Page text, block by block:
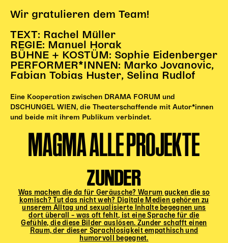
Wir gratulieren dem Team!
TEXT: Rachel Müller
REGIE: Manuel Horak
BÜHNE + KOSTÜM: Sophie Eidenberger
PERFORMER*INNEN: Marko Jovanovic,
Fabian Tobias Huster, Selina Rudlof
Eine Kooperation zwischen DRAMA FORUM und
DSCHUNGEL WIEN, die Theaterschaffende mit Autor*innen
und beide mit ihrem Publikum verbindet.
MAGMA ALLE PROJEKTE
ZUNDER
Was machen die da für Geräusche? Warum gucken die so
komisch? Tut das nicht weh? Digitale Medien gehören zu
unserem Alltag und sexualisierte Inhalte begegnen uns
dort überall – was oft fehlt, ist eine Sprache für die
Gefühle, die diese Bilder auslösen. Zunder schafft einen
Raum, der dieser Sprachlosigkeit empathisch und
humorvoll begegnet.